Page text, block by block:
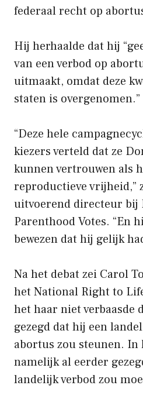
federaal recht op
Hij herhaalde dat hij
van een verbod op
uitmaakt, omdat deze
staten is overgenomen.”
“Deze hele
kiezers verteld dat ze
kunnen vertrouwen als
reproductieve vrijheid,”
uitvoerend directeur bij
Parenthood Votes. “En
bewezen dat hij gelijk
Na het debat zei Carol
het National Right to
het haar niet verbaasde
gezegd dat hij een
abortus zou steunen. In
namelijk al eerder
landelijk verbod zou